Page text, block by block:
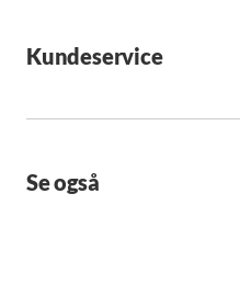
Kundeservice
Se også